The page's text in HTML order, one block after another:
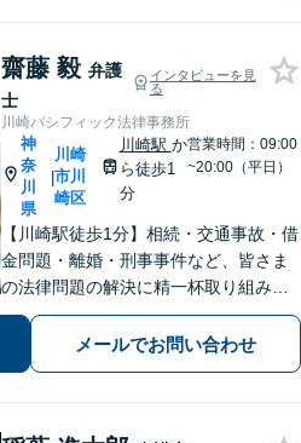
齋藤 毅 弁護
士
インタビューを見
る
川崎パシフィック法律事務所
神
奈
川
県
|
川崎
市川
崎区
川崎駅 か
ら徒歩1
分
営業時間：09:00
~20:00（平日）
【川崎駅徒歩1分】相続・交通事故・借
金問題・離婚・刑事事件など、皆さま
の法律問題の解決に精一杯取り組みま
す。持ち前のバイタリティとフットワ
ークの軽さに自信あり。費用の負担を
最小限にするよう努めています。【地
メールでお問い合わせ